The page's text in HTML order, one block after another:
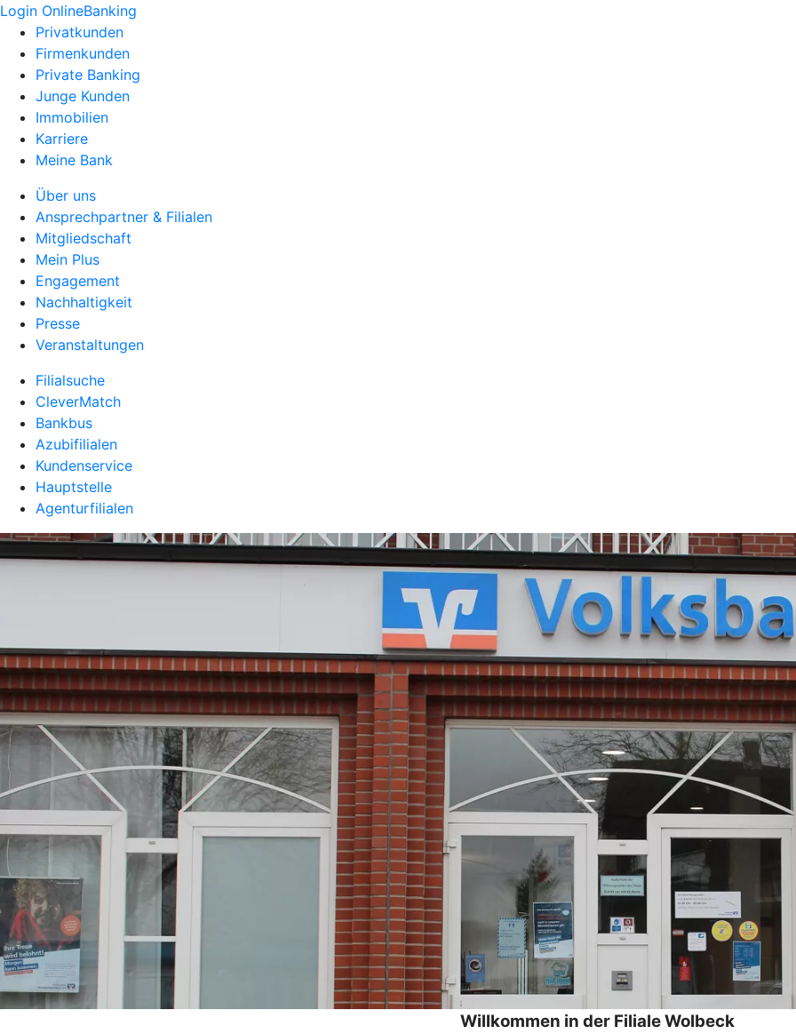
Login OnlineBanking
Privatkunden
Firmenkunden
Private Banking
Junge Kunden
Immobilien
Karriere
Meine Bank
Über uns
Ansprechpartner & Filialen
Mitgliedschaft
Mein Plus
Engagement
Nachhaltigkeit
Presse
Veranstaltungen
Filialsuche
CleverMatch
Bankbus
Azubifilialen
Kundenservice
Hauptstelle
Agenturfilialen
Willkommen in der Filiale Wolbeck